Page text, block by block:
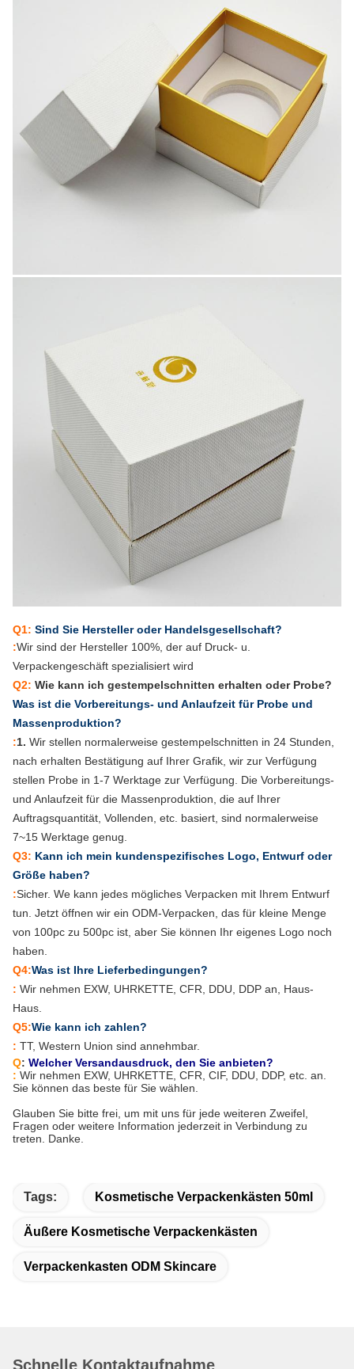
Q1: Sind Sie Hersteller oder Handelsgesellschaft?
:Wir sind der Hersteller 100%, der auf Druck- u.
Verpackengeschäft spezialisiert wird
Q2: Wie kann ich gestempelschnitten erhalten oder Probe?
Was ist die Vorbereitungs- und Anlaufzeit für Probe und
Massenproduktion?
:1. Wir stellen normalerweise gestempelschnitten in 24 Stunden,
nach erhalten Bestätigung auf Ihrer Grafik, wir zur Verfügung
stellen Probe in 1-7 Werktage zur Verfügung. Die Vorbereitungs-
und Anlaufzeit für die Massenproduktion, die auf Ihrer
Auftragsquantität, Vollenden, etc. basiert, sind normalerweise
7~15 Werktage genug.
Q3: Kann ich mein kundenspezifisches Logo, Entwurf oder
Größe haben?
:Sicher. We kann jedes mögliches Verpacken mit Ihrem Entwurf
tun. Jetzt öffnen wir ein ODM-Verpacken, das für kleine Menge
von 100pc zu 500pc ist, aber Sie können Ihr eigenes Logo noch
haben.
Q4:Was ist Ihre Lieferbedingungen?
: Wir nehmen EXW, UHRKETTE, CFR, DDU, DDP an, Haus-
Haus.
Q5:Wie kann ich zahlen?
: TT, Western Union sind annehmbar.
Q: Welcher Versandausdruck, den Sie anbieten?
: Wir nehmen EXW, UHRKETTE, CFR, CIF, DDU, DDP, etc. an.
Sie können das beste für Sie wählen.
Glauben Sie bitte frei, um mit uns für jede weiteren Zweifel,
Fragen oder weitere Information jederzeit in Verbindung zu
treten. Danke.
Tags: Kosmetische Verpackenkästen 50ml
Äußere Kosmetische Verpackenkästen
Verpackenkasten ODM Skincare
Schnelle Kontaktaufnahme